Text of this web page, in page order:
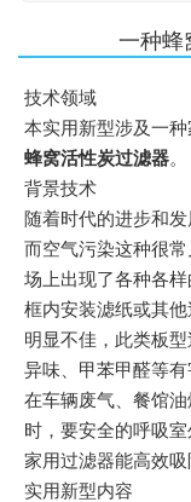
一种蜂
技术领域
本实用新型涉及一
蜂窝活性炭过滤器。
背景技术
随着时代的进步和
而空气污染这种很
场上出现了各种各
框内安装滤纸或其
明显不佳，此类板
异味、甲苯甲醛等
在车辆废气、餐馆
时，要安全的呼吸
家用过滤器能高效吸
实用新型内容